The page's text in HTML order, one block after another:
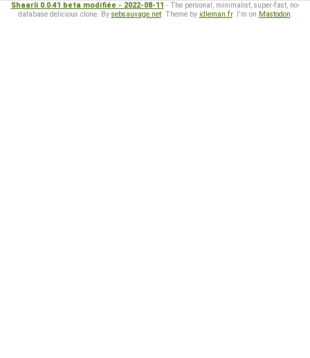
Shaarli 0.0.41 beta modifiée - 2022-08-11 - The personal, minimalist, super-fast, no-
database delicious clone. By sebsauvage.net. Theme by idleman.fr. I'm on Mastodon.